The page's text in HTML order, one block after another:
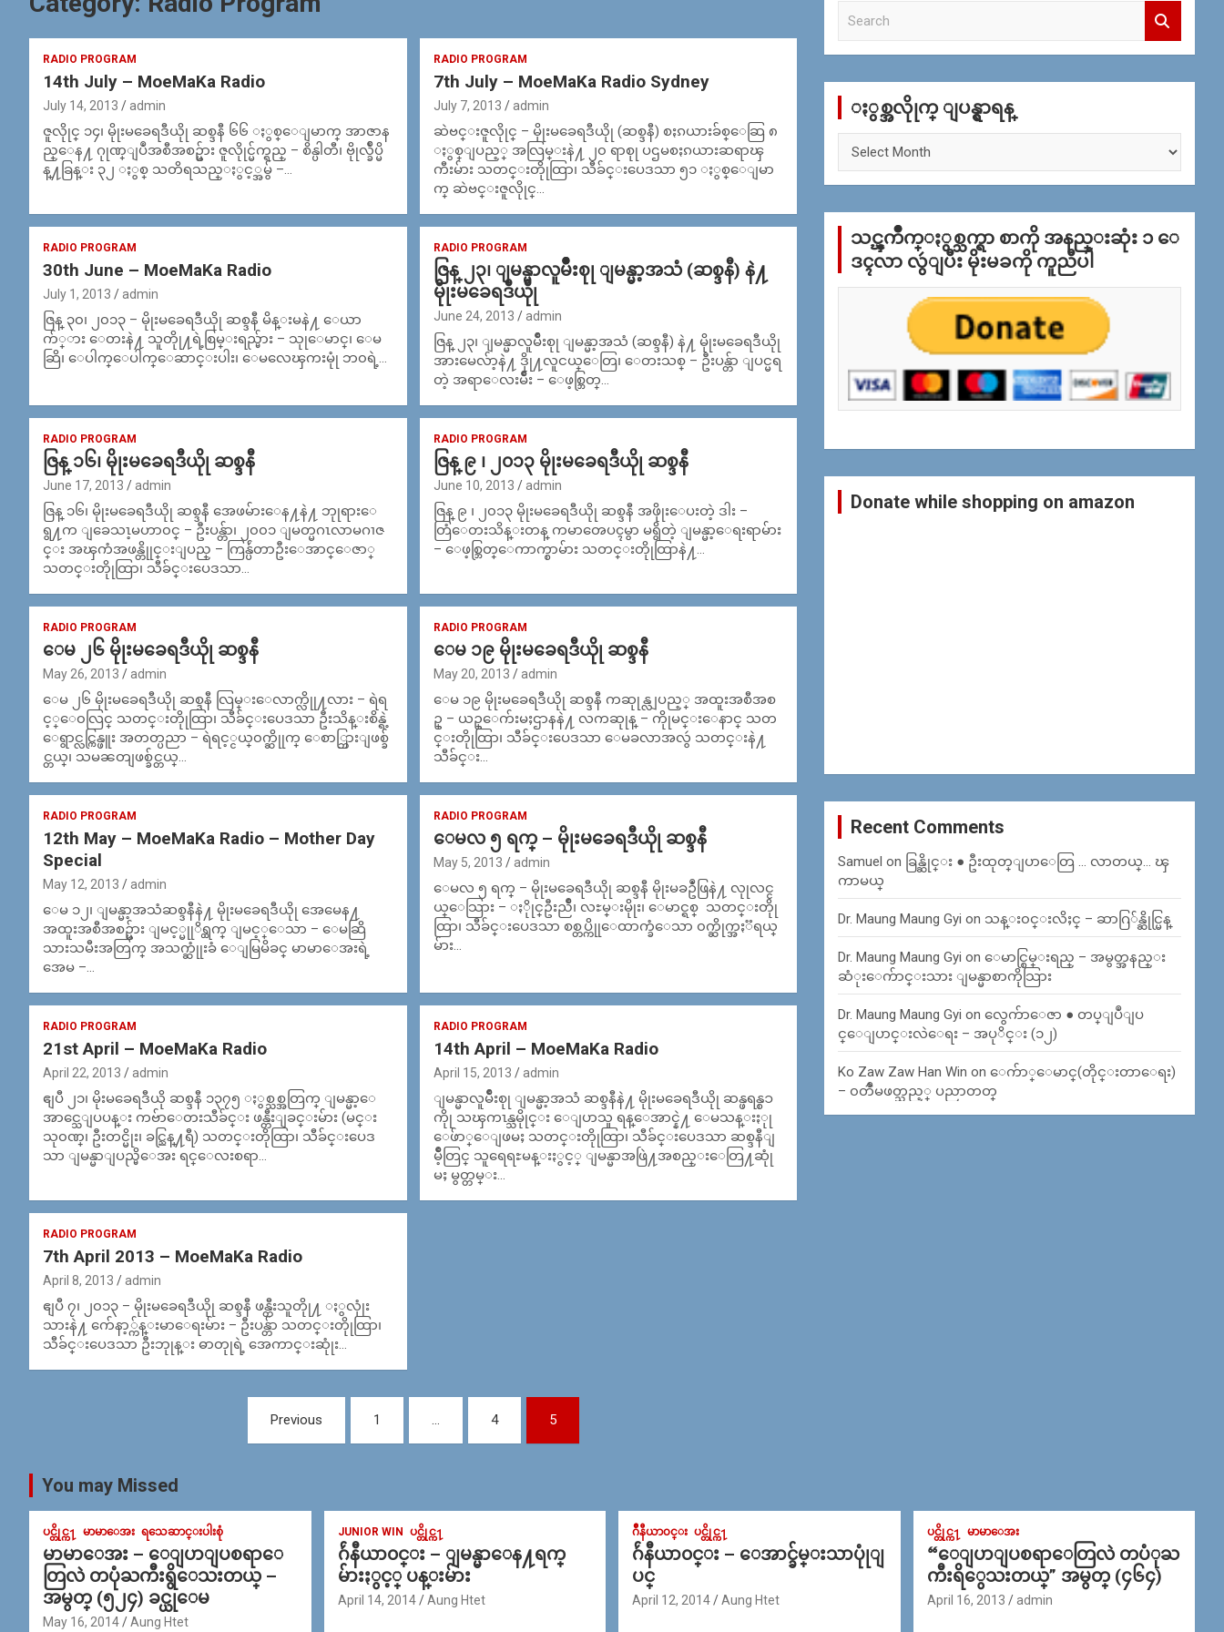
RADIO PROGRAM
14th July – MoeMaKa Radio
July 14, 2013 admin
ဇူလိုုင္ ၁၄၊ မိုုးမခေရဒီယိုု ဆစ္ဒနီ ၆၆ ႏွစ္ေျမာက္ အာဇာန
ည္ေန႔ ဂုုဏ္ျပဳအစီအစဥ္မ်ား ဇူလိုုင္မ်က္ရည္ – စိန္ပါတီ၊ ဗိုုလ္ခ်ဳပ္မိ
န္႔ခြန္း ၃၂ ႏွစ္ သတိရသည္ႏွင့္အမွ် –…
RADIO PROGRAM
7th July – MoeMaKa Radio Sydney
July 7, 2013 admin
ဆဲဗင္းဇူလိုုင္ – မိုုးမခေရဒီယိုု (ဆစ္ဒနီ) စႏၵယားခ်စ္ေဆြ ၈
ႏွစ္ျပည့္ အလြမ္းနဲ႔ ၂၀ ရာစုု ပဌမစႏၵယားဆရာၾ
ကီးမ်ား သတင္းတိုုထြာ၊ သီခ်င္းပေဒသာ ၅၁ ႏွစ္ေျမာ
က္ ဆဲဗင္းဇူလိုုင္…
RADIO PROGRAM
30th June – MoeMaKa Radio
July 1, 2013 admin
ဇြန္ ၃၀၊ ၂၀၁၃ – မိုုးမခေရဒီယိုု ဆစ္ဒနီ မိန္းမနဲ႔ ေယာ
က်္ား ေတးနဲ႔ သူတိုု႔ရဲ့စြမ္းရည္မ်ား – သုုေမာင္၊ ေမ
ဆြိ၊ ေပါက္ေပါက္ေဆာင္းပါး၊ ေမလေၾကးမုုံ ဘ၀ရဲ့…
RADIO PROGRAM
ဇြန္ ၂၃၊ ျမန္မာလူမ်ဳိးစုု ျမန္မာ့အသံ (ဆစ္ဒနီ) နဲ႔
မိုုးမခေရဒီယိုု
June 24, 2013 admin
ဇြန္ ၂၃၊ ျမန္မာလူမ်ဳိးစုု ျမန္မာ့အသံ (ဆစ္ဒနီ) နဲ႔ မိုုးမခေရဒီယိုု
အားမေလ်ာ့နဲ႔ ဒိုု႔လူငယ္ေတြ၊ ေတးသစ္ – ဦးပန္တ်ာ ျပင္မရ
တဲ့ အရာေလးမ်ဳိး – ေဖ့စ္ဘြတ္…
RADIO PROGRAM
ဇြန္ ၁၆၊ မိုုးမခေရဒီယိုု ဆစ္ဒနီ
June 17, 2013 admin
ဇြန္ ၁၆၊ မိုုးမခေရဒီယိုု ဆစ္ဒနီ အေဖမ်ားေန႔နဲ႔ ဘုုရားေ
ရွ႔က ျခေသၤ့မဟာ၀င္ – ဦးပန္တ်ာ၊ ၂၀၀၁ ျမတ္မဂၤလာမဂၢဇ
င္း အၾကံအဖန္တိုုင္းျပည္ – ကြန္ပ်ဴတာဦးေအာင္ေဇာ္
သတင္းတိုုထြာ၊ သီခ်င္းပေဒသာ…
RADIO PROGRAM
ဇြန္ ၉ ၊ ၂၀၁၃ မိုုးမခေရဒီယိုု ဆစ္ဒနီ
June 10, 2013 admin
ဇြန္ ၉ ၊ ၂၀၁၃ မိုုးမခေရဒီယိုု ဆစ္ဒနီ အဖိုုးေပးတဲ့ ဒါး –
တြံေတးသိန္းတန္ ကမာၻေပၚမွာ မရွိတဲ့ ျမန္မာ့ေရးရာမ်ား
– ေဖ့စ္ဘြတ္ေကာက္စာမ်ား သတင္းတိုုထြာနဲ႔…
RADIO PROGRAM
ေမ ၂၆ မိုုးမခေရဒီယိုု ဆစ္ဒနီ
May 26, 2013 admin
ေမ ၂၆ မိုုးမခေရဒီယိုု ဆစ္ဒနီ လြမ္းေလာက္လိုု႔လား – ရဲရ
င့္ေ၀လြင္ သတင္းတိုုထြာ၊ သီခ်င္းပေဒသာ ဦးသိန္းစိန္ရဲ့
ေရွာင္လင္ကြန္ဖူး အတတ္ပညာ – ရဲရင့္ငယ္၀က္ဆိုုက္ ေစာ္ဘြားျဖစ္ခ်
င္တယ္၊ သမၼတျဖစ္ခ်င္တယ္…
RADIO PROGRAM
ေမ ၁၉ မိုုးမခေရဒီယိုု ဆစ္ဒနီ
May 20, 2013 admin
ေမ ၁၉ မိုုးမခေရဒီယိုု ဆစ္ဒနီ ကဆုုန္လျပည့္ အထူးအစီအစ
ဥ္ – ယဥ္ေက်းမႈဌာနနဲ႔ လကဆုုန္ – ကိုုမင္းေနာင္ သတ
င္းတိုုထြာ၊ သီခ်င္းပေဒသာ ေမခလာအလွဴ သတင္းနဲ႔
သီခ်င္း…
RADIO PROGRAM
12th May – MoeMaKa Radio – Mother Day
Special
May 12, 2013 admin
ေမ ၁၂၊ ျမန္မာ့အသံဆစ္ဒနီနဲ႔ မိုုးမခေရဒီယိုု အေမေန႔
အထူးအစီအစဥ္မ်ား ျမင့္မုုိရ္ထက္ ျမင့္ေသာ – ေမဆြိ
သားသမီးအတြက္ အသက္ဆုုံးခံ ေျမြမိခင္ မာမာေအးရဲ့
အေမ –…
RADIO PROGRAM
ေမလ ၅ ရက္ – မိုုးမခေရဒီယိုု ဆစ္ဒနီ
May 5, 2013 admin
ေမလ ၅ ရက္ – မိုုးမခေရဒီယိုု ဆစ္ဒနီ မိုုးမခဥဳံဖြနဲ႔ လုုလင္င
ယ္ေသြား – ႏိုုင္ဦးညိဳ၊ လႊမ္းမိုုး၊ ေမာင္ရစ္ သတင္းတိုု
ထြာ၊ သီခ်င္းပေဒသာ စစ္တပ္ကိုုေထာက္ခံေသာ ၀က္ဆိုက္အႏၱရယ္
မ်ား…
RADIO PROGRAM
21st April – MoeMaKa Radio
April 22, 2013 admin
ဧျပီ ၂၁၊ မိုးမခေရဒီယို ဆစ္ဒနီ ၁၃၇၅ ႏွစ္သစ္အတြက္ ျမန္မာ့ေ
အာင္သေျပပန္း ကဗ်ာေတးသီခ်င္း ဖန္တီးျခင္းမ်ား (မင္း
သု၀ဏ္၊ ဦးတင္မိုး၊ ခင္ညြန္႔ရီ) သတင္းတိုထြာ၊ သီခ်င္းပေဒ
သာ ျမန္မာျပည္မိေအး ရင္ေလးစရာ…
RADIO PROGRAM
14th April – MoeMaKa Radio
April 15, 2013 admin
ျမန္မာလူမ်ဳိးစုု ျမန္မာ့အသံ ဆစ္ဒနီနဲ႔ မိုုးမခေရဒီယိုု ဆန္ဖရန္စၥ
ကိုု သၾကၤန္သမိုုင္း ေျပာသူ ရန္ေအာင္နဲ႔ ေမသန္းႏုု
ေဖ်ာ္ေျဖမႈ သတင္းတိုုထြာ၊ သီခ်င္းပေဒသာ ဆစ္ဒနီျ
မိဳ့တြင္ သူရေရႊမန္းႏွင့္ ျမန္မာအဖြဲ႔အစည္းေတြ႔ဆုုံ
မႈ မွတ္တမ္း…
RADIO PROGRAM
7th April 2013 – MoeMaKa Radio
April 8, 2013 admin
ဧျပီ ၇၊ ၂၀၁၃ – မိုုးမခေရဒီယိုု ဆစ္ဒနီ ဖန္တီးသူတိုု႔ ႏွလုုံး
သားနဲ႔ က်ေနာ့္က်န္းမာေရးမ်ား – ဦးပန္တ်ာ သတင္းတိုုထြာ၊
သီခ်င္းပေဒသာ ဦးဘုုန္း ဓာတုုရဲ့ အေကာင္းဆုုံး…
Previous 1 … 4 5
c
ႏွစ္အလိုုက္ ျပန္ရွာရန္
က္
န္
သင္ၾကိဳက္ႏွစ္သက္ရာ စာကို အနည္းဆုံး ၁ ေ
ဒၚလာ လွဴျပီး မိုးမခကို ကူညီပါ
Donate while shopping on amazon
Recent Comments
Samuel on ခြန္ဆိုင္း ● ဦးထုတ္ျပာေတြ … လာတယ္… ၾ
ကာမယ္
Dr. Maung Maung Gyi on သန္း၀င္းလိႈင္ – ဆာဂြ်န္ဆိုင္မြန္
Dr. Maung Maung Gyi onေမာင္စြမ္းရည္ – အမွတ္အနည္း
ဆံုးေက်ာင္းသား ျမန္မာစာကိုသြား
Dr. Maung Maung Gyi onလွေက်ာေဇာ ● တပ္ျပဳျပ
င္ေျပာင္းလဲေရး – အပုိင္း (၁၂)
Ko Zaw Zaw Han Win onေက်ာ္ေမာင္(တိုင္းတာေရး)
– ၀တၳဳမဖတ္သည့္ ပညာတတ္
You may Missed
ပင္တိုင္က႑ မာမာေအး ရသေဆာင္းပါးစုံ
မာမာေအး – ေျပာျပစရာေ
တြလဲ တပုံႀကီးရွိေသးတယ္ –
အမွတ္ (၅၂၄) ခင္ယုေမ
May 16, 2014 Aung Htet
JUNIOR WIN ပင္တိုင္က႑
ဂ်ဴနီယာ၀င္း – ျမန္မာေန႔ရက္
မ်ားႏွင့္ ပန္းမ်ား
April 14, 2014 Aung Htet
ဂ်ဳနီယာ၀င္း ပင္တိုင္က႑
ဂ်ဴနီယာ၀င္း – ေအာင္ခ်မ္းသာပုုံျ
ပင္
April 12, 2014 Aung Htet
ပင္တိုင္က႑ မာမာေအး
“ေျပာျပစရာေတြလဲ တပံုႀ
ကီးရိွေသးတယ္” အမွတ္ (၄၆၄)
April 16, 2013 admin